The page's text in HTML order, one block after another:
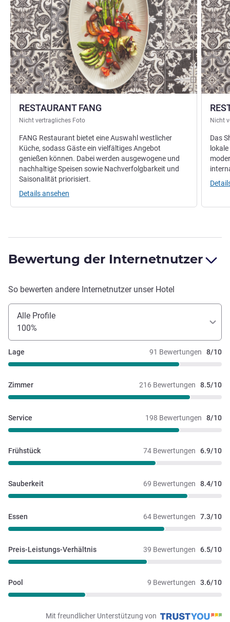
RESTAURANT FANG
Nicht vertragliches Foto
FANG Restaurant bietet eine Auswahl westlicher
Küche, sodass Gäste ein vielfältiges Angebot
genießen können. Dabei werden ausgewogene und
nachhaltige Speisen sowie Nachverfolgbarkeit und
Saisonalität priorisiert.
Details ansehen
Nicht
Das
Bewertung der Internetnutzer
So bewerten andere Internetnutzer unser Hotel
Alle Profile
100%
91 Bewertungen 8/10
Lage
216 Bewertungen 8.5/10
Zimmer
198 Bewertungen 8/10
Service
74 Bewertungen 6.9/10
Frühstück
69 Bewertungen 8.4/10
Sauberkeit
64 Bewertungen 7.3/10
Essen
39 Bewertungen 6.5/10
Preis-Leistungs-Verhältnis
9 Bewertungen 3.6/10
Pool
Mit freundlicher Unterstützung von